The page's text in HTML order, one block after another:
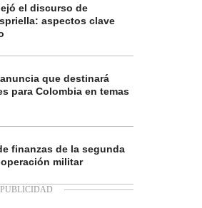
el discurso de
aspectos clave
que destinará
para Colombia en temas
finanzas de la segunda
militar